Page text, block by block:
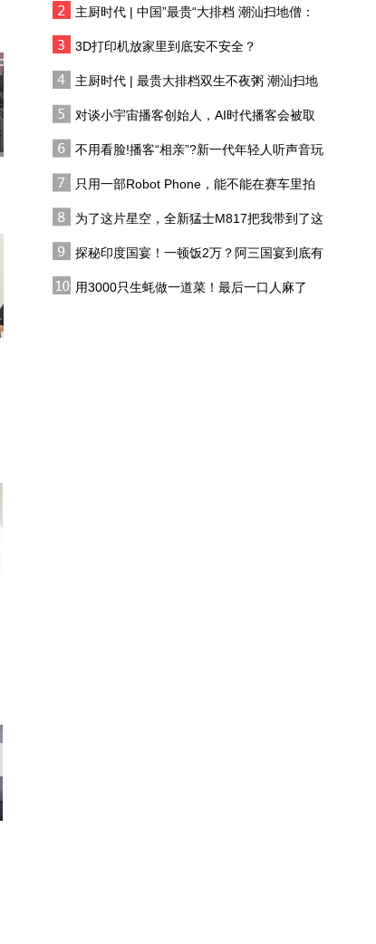
上的追光者
琥珀圆眼自带软萌滤镜
佐，黄土高原的文明灯塔
第34届广州博览会8月21
日至23日举办
银韵簪花 三代薪火
日本熊本强震38人死亡 余
主厨时代 | 中国”最贵“大排档 潮汕扫地僧：
3D打印机放家里到底安不安全？
主厨时代 | 最贵大排档双生不夜粥 潮汕扫地
对谈小宇宙播客创始人，AI时代播客会被取
不用看脸!播客“相亲”?新一代年轻人听声音玩
只用一部Robot Phone，能不能在赛车里拍
为了这片星空，全新猛士M817把我带到了这
探秘印度国宴！一顿饭2万？阿三国宴到底有
用3000只生蚝做一道菜！最后一口人麻了